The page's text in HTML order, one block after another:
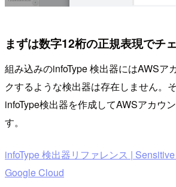
まずは数字12桁の正規表現でチ
組み込みのinfoType 検出器にはAWSア
クするような検出器は存在しません。
infoType検出器を作成してAWSアカウ
す。
infoType 検出器リファレンス |
Google Cloud